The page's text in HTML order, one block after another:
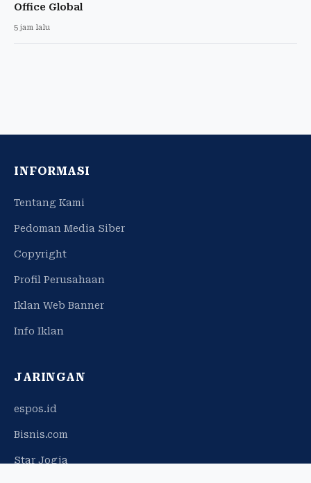
Office Global
5 jam lalu
INFORMASI
Tentang Kami
Pedoman Media Siber
Copyright
Profil Perusahaan
Iklan Web Banner
Info Iklan
JARINGAN
espos.id
Bisnis.com
Star Jogja